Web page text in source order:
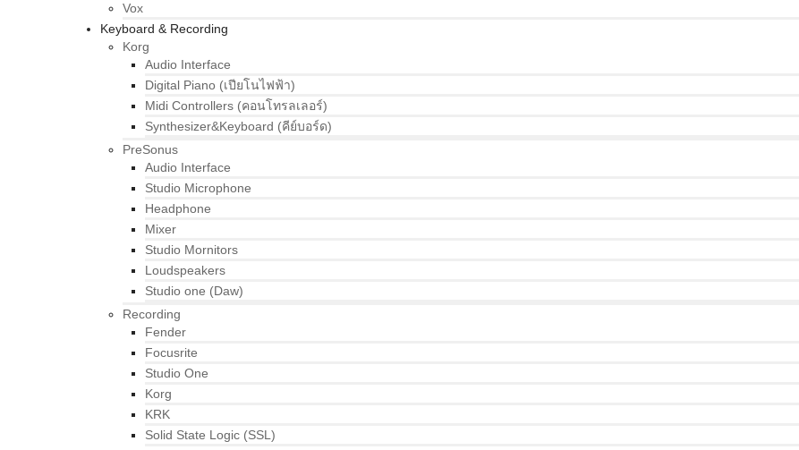
Vox
Keyboard & Recording
Korg
Audio Interface
Digital Piano (เปียโนไฟฟ้า)
Midi Controllers (คอนโทรลเลอร์)
Synthesizer&Keyboard (คีย์บอร์ด)
PreSonus
Audio Interface
Studio Microphone
Headphone
Mixer
Studio Mornitors
Loudspeakers
Studio one (Daw)
Recording
Fender
Focusrite
Studio One
Korg
KRK
Solid State Logic (SSL)